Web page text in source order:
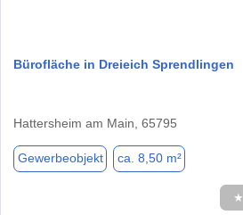
Bürofläche in Dreieich Sprendlingen
Hattersheim am Main, 65795
Gewerbeobjekt ca. 8,50 m²
★